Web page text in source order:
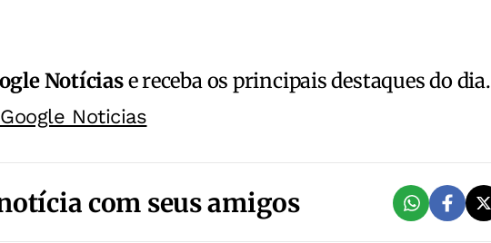
Notíciase receba os principais destaques do dia.
Noticias
com seus amigos